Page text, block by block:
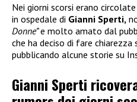
Nei giorni scorsi erano
in ospedale di Gianni Sperti,
Donne”e molto amato dal
che ha deciso di fare chiarezza
pubblicando alcune storie su
Gianni Sperti